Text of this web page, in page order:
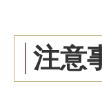
注意